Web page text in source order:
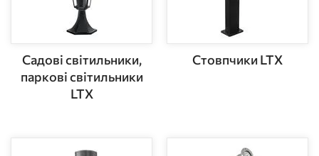
Садові світильники,
паркові світильники
LTX
Стовпчики LTX